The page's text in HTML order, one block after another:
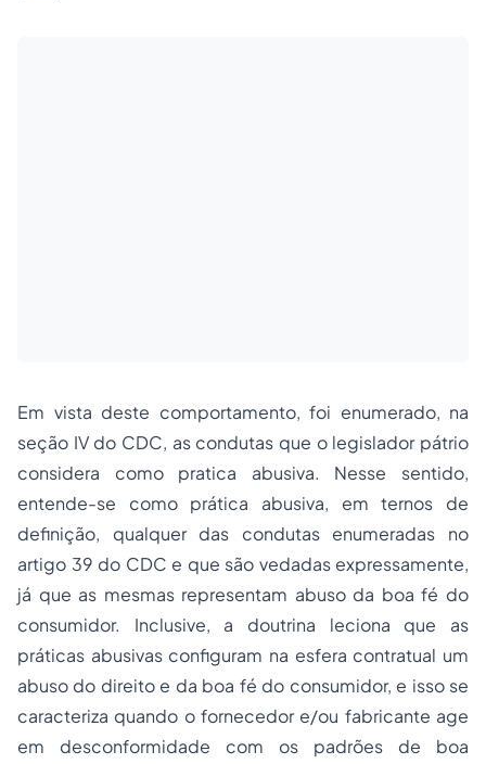
Em vista deste comportamento, foi enumerado, na
seção IV do CDC, as condutas que o legislador pátrio
considera como pratica abusiva. Nesse sentido,
entende-se como prática abusiva, em ternos de
definição, qualquer das condutas enumeradas no
artigo 39 do CDC e que são vedadas expressamente,
já que as mesmas representam abuso da boa fé do
consumidor. Inclusive, a doutrina leciona que as
práticas abusivas configuram na esfera contratual um
abuso do direito e da boa fé do consumidor, e isso se
caracteriza quando o fornecedor e/ou fabricante age
em desconformidade com os padrões de boa